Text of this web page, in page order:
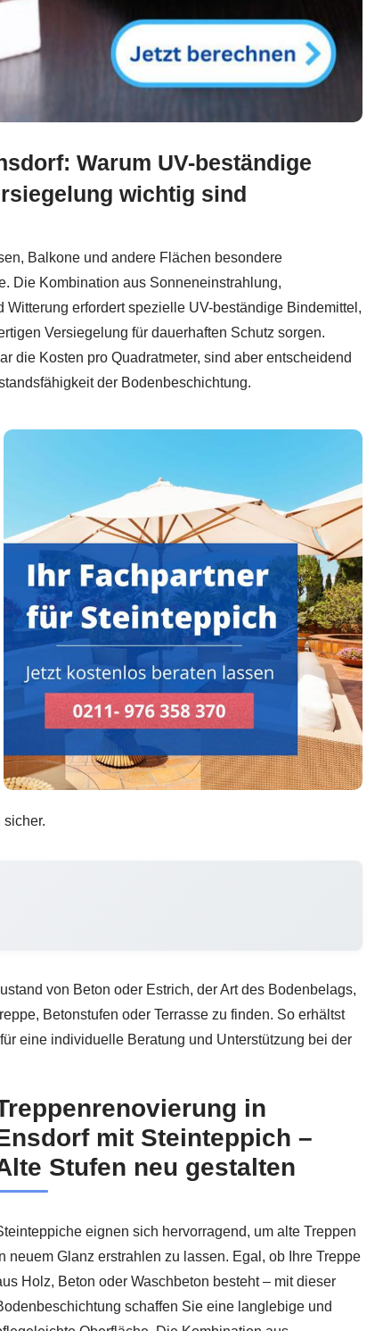
Warum UV-beständige
wichtig sind
Balkone und andere Flächen besondere
Die Kombination aus Sonneneinstrahlung,
Witterung erfordert spezielle UV-beständige Bindemittel,
Versiegelung für dauerhaften Schutz sorgen.
die Kosten pro Quadratmeter, sind aber entscheidend
der Bodenbeschichtung.
von Beton oder Estrich, der Art des Bodenbelags,
Betonstufen oder Terrasse zu finden. So erhältst
eine individuelle Beratung und Unterstützung bei der
in
mit Steinteppich –
Stufen neu gestalten
eignen sich hervorragend, um alte Treppen
neuem Glanz erstrahlen zu lassen. Egal, ob Ihre Treppe
Holz, Beton oder Waschbeton besteht – mit dieser
schaffen Sie eine langlebige und